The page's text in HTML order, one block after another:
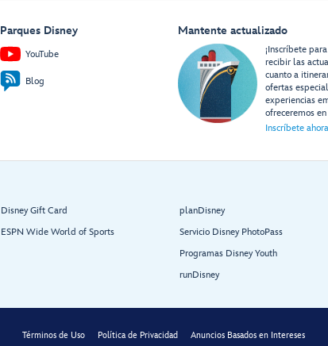
Parques Disney
YouTube
Blog
Mantente actualizado
¡Inscríbete
recibir las
cuanto a
ofertas
experiencias
ofreceremos
Inscríbete ahora
Disney Gift Card
ESPN Wide World of Sports
planDisney
Servicio Disney PhotoPass
Programas Disney Youth
runDisney
Términos de Uso Política de Privacidad Anuncios Basados en Intereses